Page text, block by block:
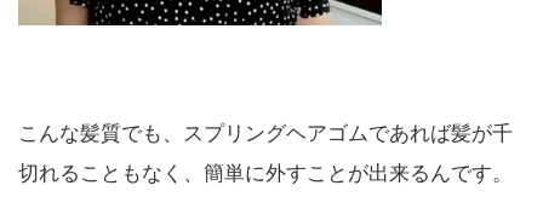
こんな髪質でも、スプリングヘアゴムであれば髪が千
切れることもなく、簡単に外すことが出来るんです。